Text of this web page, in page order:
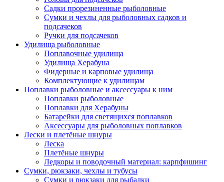
Садки прорезиненные рыболовные
Сумки и чехлы для рыболовных садков и
подсачеков
Ручки для подсачеков
Удилища рыболовные
Поплавочные удилища
Удилища Херабуна
Фидерные и карповые удилища
Комплектующие к удилищам
Поплавки рыболовные и аксессуары к ним
Поплавки рыболовные
Поплавки для Херабуны
Батарейки для светящихся поплавков
Аксессуары для рыболовных поплавков
Лески и плетёные шнуры
Леска
Плетёные шнуры
Ледкоры и поводочный материал: карпфишинг
Сумки, рюкзаки, чехлы и тубусы
Сумки и рюкзаки для рыбалки